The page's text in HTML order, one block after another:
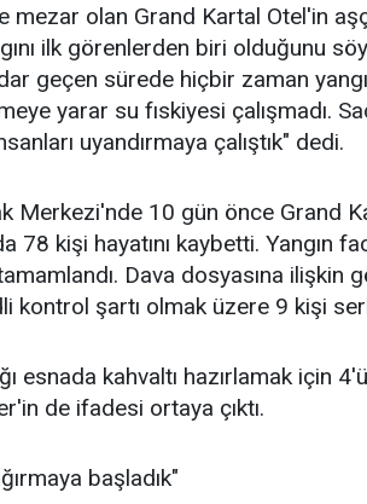
mezar olan Grand Kartal Otel'in
ilk görenlerden biri olduğunu
geçen sürede hiçbir zaman
yarar su fıskiyesi çalışmadı.
uyandırmaya çalıştık" dedi.
Merkezi'nde 10 gün önce Grand
78 kişi hayatını kaybetti. Yangın
Dava dosyasına ilişkin
kontrol şartı olmak üzere 9 kişi
esnada kahvaltı hazırlamak için
de ifadesi ortaya çıktı.
başladık"